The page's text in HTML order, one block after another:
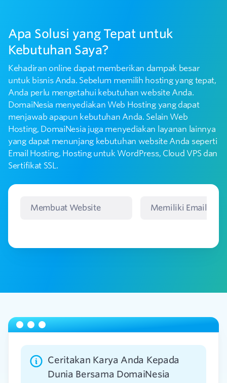
Apa Solusi yang Tepat untuk
Kebutuhan Saya?
Kehadiran online dapat memberikan dampak besar
untuk bisnis Anda. Sebelum memilih hosting yang tepat,
Anda perlu mengetahui kebutuhan website Anda.
DomaiNesia menyediakan Web Hosting yang dapat
menjawab apapun kebutuhan Anda. Selain Web
Hosting, DomaiNesia juga menyediakan layanan lainnya
yang dapat menunjang kebutuhan website Anda seperti
Email Hosting, Hosting untuk WordPress, Cloud VPS dan
Sertifikat SSL.
Membuat Website Memiliki Email
Ceritakan Karya Anda Kepada
Dunia Bersama DomaiNesia